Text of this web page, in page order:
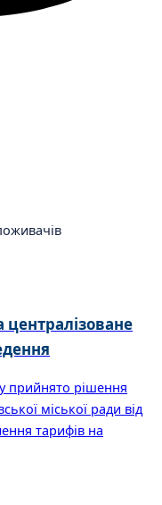
прийнято рішення
міської ради від
тарифів на